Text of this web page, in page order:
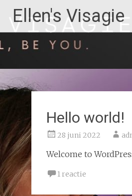
naar
de
inhoud
Ellen's Visagie
Hello world!
28 juni 2022
Welcome to
1 reactie